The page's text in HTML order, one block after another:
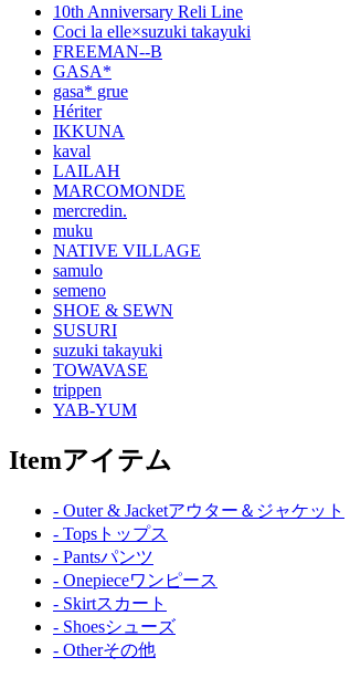
10th Anniversary Reli Line
Coci la elle×suzuki takayuki
FREEMAN--B
GASA*
gasa* grue
Hériter
IKKUNA
kaval
LAILAH
MARCOMONDE
mercredin.
muku
NATIVE VILLAGE
samulo
semeno
SHOE & SEWN
SUSURI
suzuki takayuki
TOWAVASE
trippen
YAB-YUM
Itemアイテム
- Outer & Jacketアウター＆ジャケット
- Tops トップス
- Pantsパンツ
- Onepieceワンピース
- Skirtスカート
- Shoesシューズ
- Otherその他